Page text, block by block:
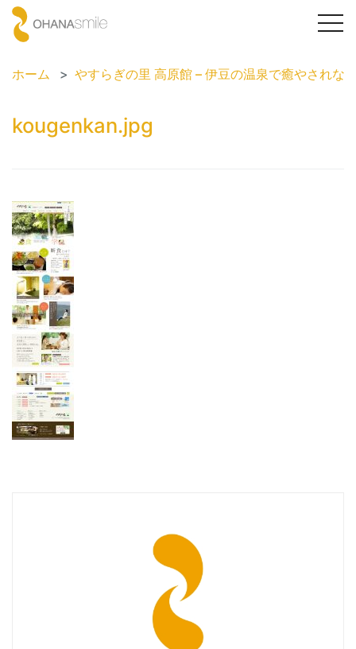
ホーム やすらぎの里 高原館 – 伊豆の温泉で癒やされな
kougenkan.jpg